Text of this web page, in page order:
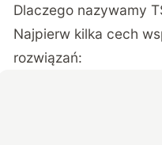
Dlaczego nazywamy
Najpierw kilka cech
rozwiązań: